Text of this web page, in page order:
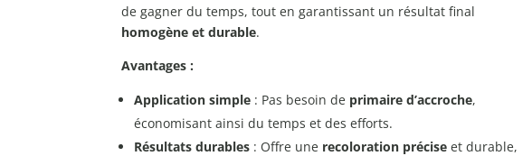
de gagner du temps, tout en garantissant un résultat final
homogène et durable.
Avantages :
Application simple : Pas besoin de primaire d’accroche,
économisant ainsi du temps et des efforts.
Résultats durables : Offre une recoloration précise et durable,